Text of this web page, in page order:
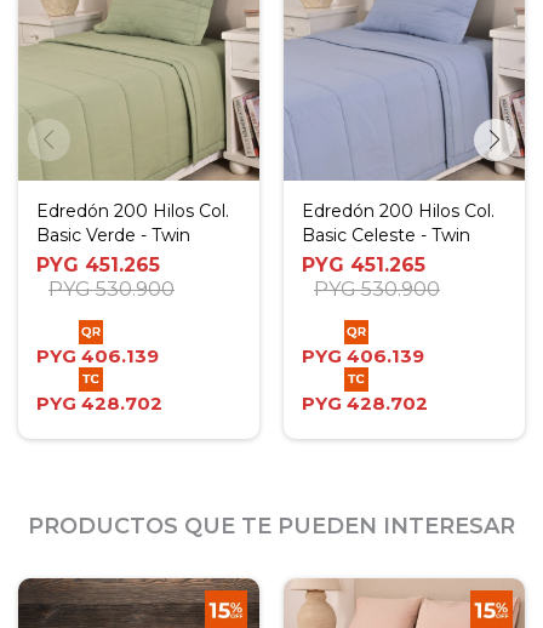
Edredón 200 Hilos Col.
Basic Verde - Twin
PYG 451.265
PYG 530.900
PYG 406.139
PYG 428.702
Edredón 200 Hilos Col.
Basic Celeste - Twin
PYG 451.265
PYG 530.900
PYG 406.139
PYG 428.702
PRODUCTOS QUE TE PUEDEN INTERESAR